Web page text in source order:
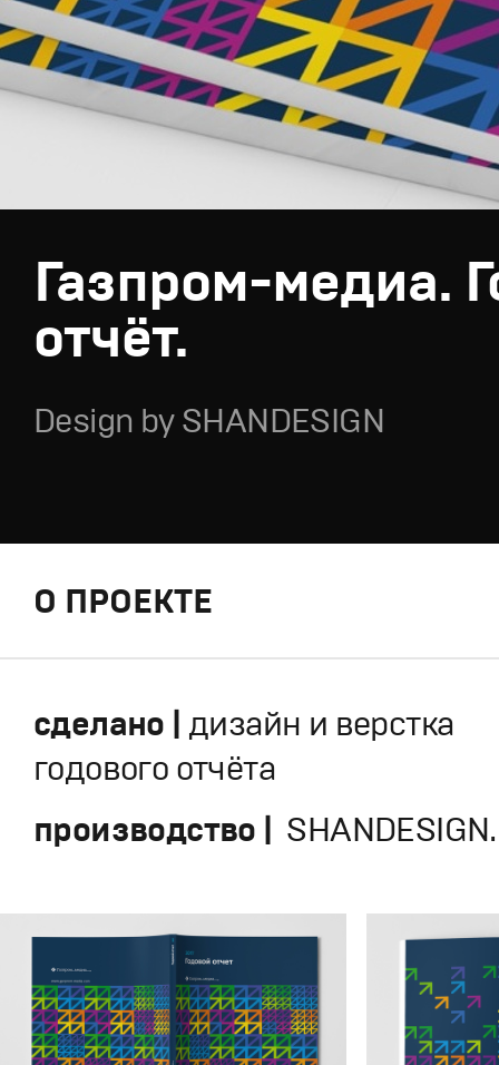
Газпром-медиа.
отчёт.
Design by SHANDESIGN
О ПРОЕКТЕ
сделано | дизайн и верстка
годового отчёта
производство |